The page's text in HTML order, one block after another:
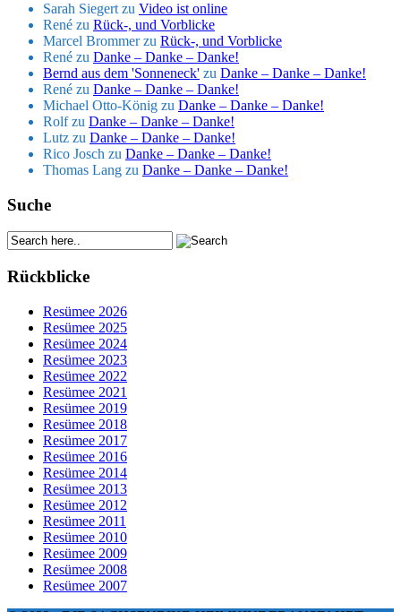
Sarah Siegert zu Video ist online
René zu Rück-, und Vorblicke
Marcel Brommerzu Rück-, und Vorblicke
René zu Danke – Danke – Danke!
Bernd aus dem 'Sonneneck' zu Danke – Danke – Danke!
René zu Danke – Danke – Danke!
Michael Otto-König zu Danke – Danke – Danke!
Rolfzu Danke – Danke – Danke!
Lutz zu Danke – Danke – Danke!
Rico Josch zu Danke – Danke – Danke!
Thomas Lang zu Danke – Danke – Danke!
Suche
Rückblicke
Resümee 2026
Resümee 2025
Resümee 2024
Resümee 2023
Resümee 2022
Resümee 2021
Resümee 2019
Resümee 2018
Resümee 2017
Resümee 2016
Resümee 2014
Resümee 2013
Resümee 2012
Resümee 2011
Resümee 2010
Resümee 2009
Resümee 2008
Resümee 2007